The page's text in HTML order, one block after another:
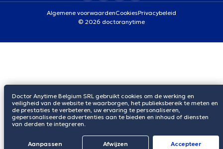
Algemene voorwaardenCookiesPrivacybeleid
© 2026 doctoranytime
Doctor Anytime Belgium SRL gebruikt cookies om de werking en
veiligheid van de website te waarborgen, het publieksbereik te meten en
de prestaties te verbeteren, uw ervaring te personaliseren,
gepersonaliseerde advertenties aan te bieden en inhoud of diensten
van derden te integreren.
Aanpassen Afwijzen Αccepteer